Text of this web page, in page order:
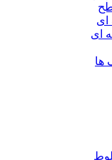
ای
ای
ها